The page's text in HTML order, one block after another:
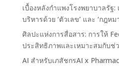
เบื้องหลังกำแพงโรงพยาบาลรัฐ:
บริหารด้วย ‘ตัวเลข’ และ ‘กฎหม
ศิลปะแห่งการสื่อสาร: การให้
ประสิทธิภาพและเหมาะสมกับช่
AI สำหรับเภสัชกรAI x